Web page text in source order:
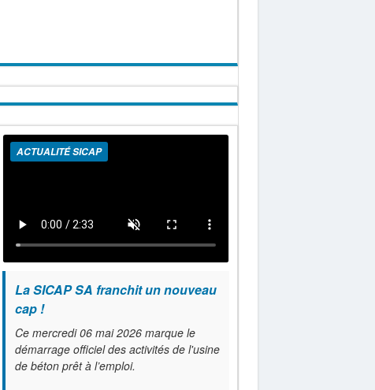
ACTUALITÉ SICAP
La SICAP SA franchit un nouveau
cap !
Ce mercredi 06 mai 2026 marque le
démarrage officiel des activités de l'usine
de béton prêt à l’emploi.